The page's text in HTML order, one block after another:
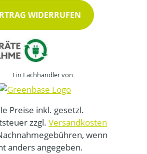
WIDERRUFEN
Ein Fachhändler von
Preise inkl. gesetzl.
zzgl. Versandkosten
wenn
anders angegeben.